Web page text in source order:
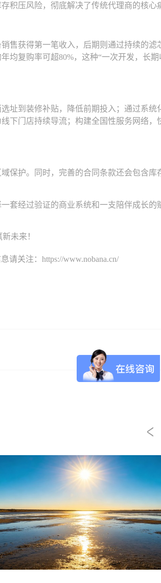
积压风险，彻底解决了传统代理商的核心
售获得第一笔收入，后期则通过持续的滤
均复购率可超80%，这种“一次开发，长
址到装修补贴，降低前期投入；通过系统
下门店持续导流；构建全国性服务网络，
保护。同时，完善的合同条款还会包含库
套经过验证的商业系统和一支陪伴成长的
未来！
请关注： https://www.nobana.cn/